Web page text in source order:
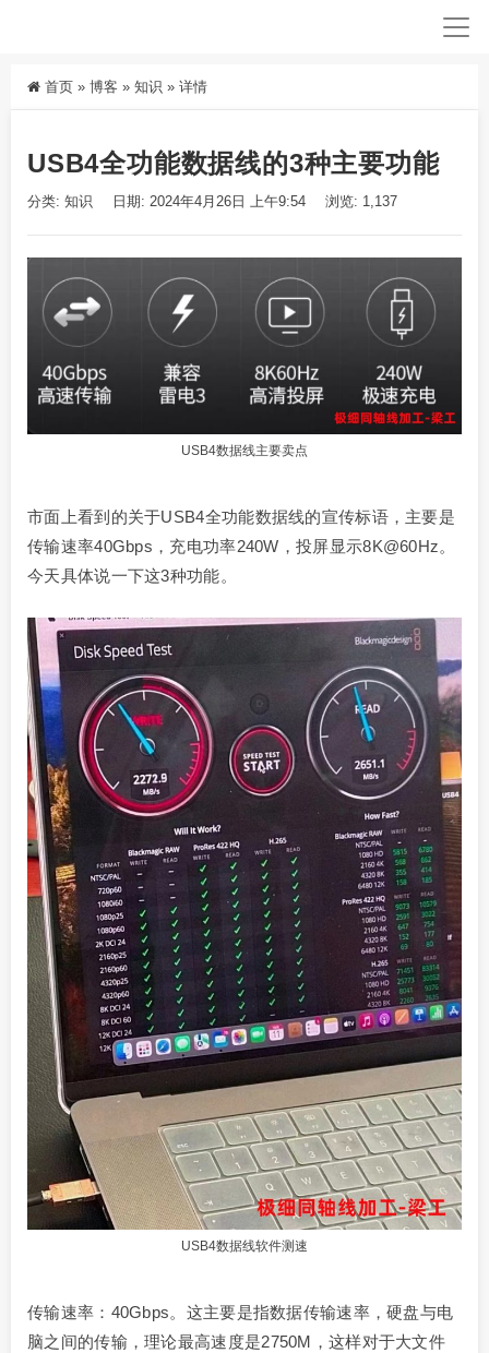
首页 » 博客 » 知识 » 详情
USB4全功能数据线的3种主要功能
分类: 知识 日期: 2024年4月26日 上午9:54 浏览: 1,137
USB4数据线主要卖点
市面上看到的关于USB4全功能数据线的宣传标语，主要是
传输速率40Gbps，充电功率240W，投屏显示8K@60Hz。
今天具体说一下这3种功能。
USB4数据线软件测速
传输速率：40Gbps。这主要是指数据传输速率，硬盘与电
脑之间的传输，理论最高速度是2750M，这样对于大文件